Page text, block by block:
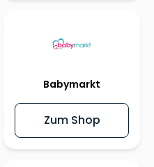
Babymarkt
Zum Shop